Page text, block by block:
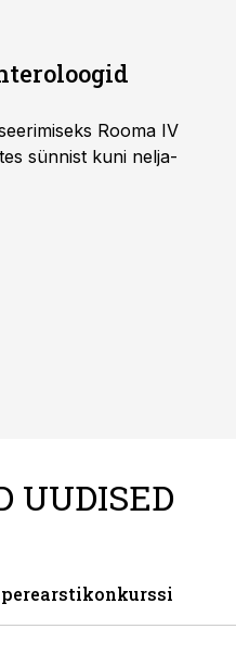
Rooma IV
sünnist kuni nelja-
UUDISED